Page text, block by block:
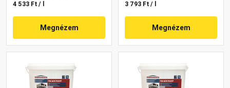
4 533 Ft / l
Megnézem
3 793 Ft / l
Megnézem